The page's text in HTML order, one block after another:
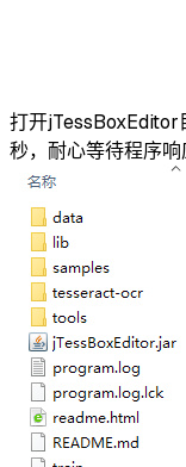
打开
秒，耐心等待程序响